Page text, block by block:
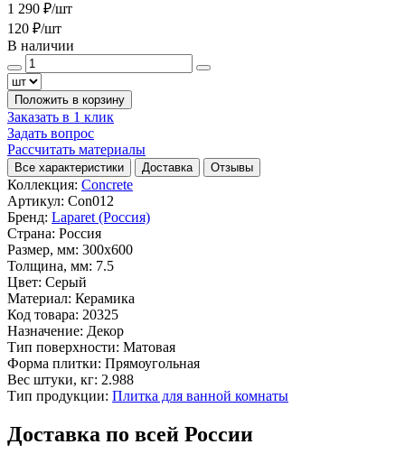
1 290 ₽/шт
120 ₽/шт
В наличии
Положить в корзину
Заказать в 1 клик
Задать вопрос
Рассчитать материалы
Все характеристики Доставка Отзывы
Коллекция: Concrete
Артикул: Con012
Бренд: Laparet (Россия)
Страна: Россия
Размер, мм: 300x600
Толщина, мм: 7.5
Цвет: Серый
Материал: Керамика
Код товара: 20325
Назначение: Декор
Тип поверхности: Матовая
Форма плитки: Прямоугольная
Вес штуки, кг: 2.988
Тип продукции: Плитка для ванной комнаты
Доставка по всей России